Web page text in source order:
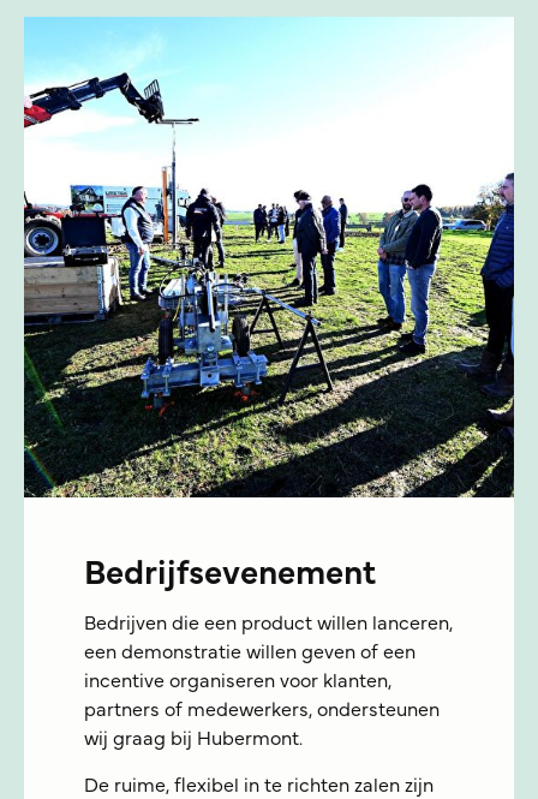
Bedrijfsevenement
Bedrijven die een product willen lanceren,
een demonstratie willen geven of een
incentive organiseren voor klanten,
partners of medewerkers, ondersteunen
wij graag bij Hubermont.
De ruime, flexibel in te richten zalen zijn